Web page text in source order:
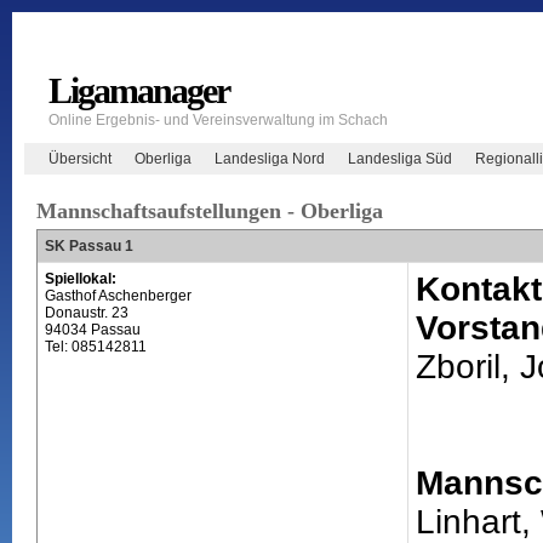
Ligamanager
Online Ergebnis- und Vereinsverwaltung im Schach
Übersicht Oberliga Landesliga Nord Landesliga Süd
Mannschaftsaufstellungen - Oberliga
SK Passau 1
Spiellokal:
Gasthof Aschenberger
Donaustr. 23
94034 Passau
Tel: 085142811
Zboril,
Linhart,